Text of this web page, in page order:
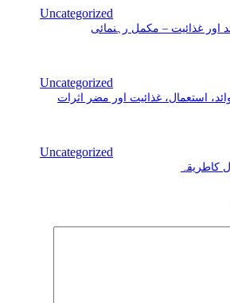
Uncategorized
اور غذائیت – مکمل رہنمائی
Uncategorized
استعمال، غذائیت اور مضر اثرات
Uncategorized
کاطریقہ